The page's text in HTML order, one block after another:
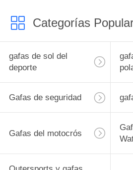
Categorías
gafas de sol del
deporte
Gafas de seguridad
Gafas del motocrós